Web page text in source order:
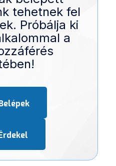
tehetnek fel
Próbálja ki
a